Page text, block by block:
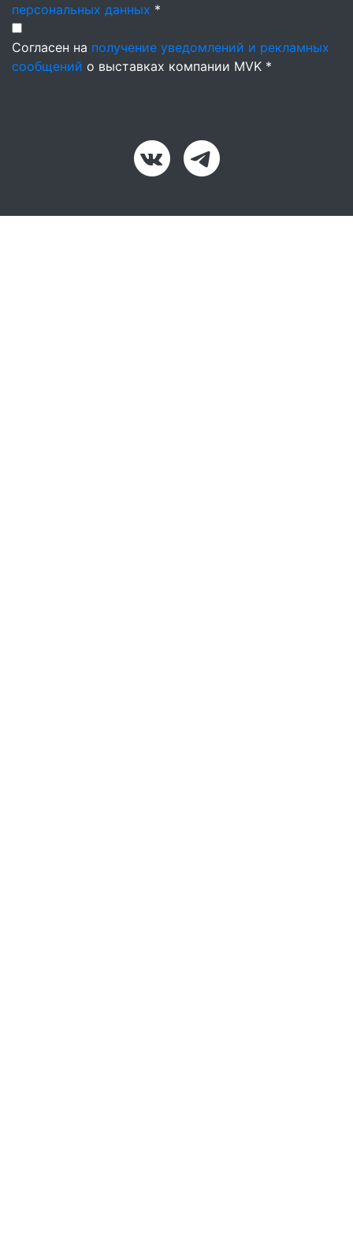
персональных данных *
Согласен на получение уведомлений и рекламных
сообщений о выставках компании MVK *